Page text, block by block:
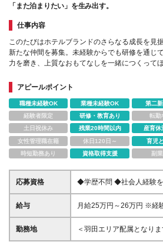
「また泊まりたい」を生み出す。
仕事内容
このたびはホテルブランドのさらなる成長を見
新たな仲間を募集。未経験からでも研修を通じ
力を磨き、上質なおもてなしを一緒につくって
アピールポイント
職種未経験OK 業種未経験OK 第二
経験者限定
研修・教育あり 転勤
土日祝休み
残業20時間以内 産育休
女性管理職在籍
休日120日～ 育児
時短勤務あり
資格取得支援 副
応募資格
◆学歴不問 ◆社会人経験
種、未経験も大歓迎です
られる職種での接客経験
給与
月給25万円～26万円 ※経
で決定いたします ※試用
了後より昇給と賞与の対
勤務地
＜羽田エリア配属となり
て、勤務地が羽田以外の